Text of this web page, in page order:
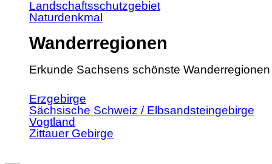
Landschaftsschutzgebiet
Naturdenkmal
Wanderregionen
Erkunde Sachsens schönste Wanderregionen
Erzgebirge
Sächsische Schweiz / Elbsandsteingebirge
Vogtland
Zittauer Gebirge